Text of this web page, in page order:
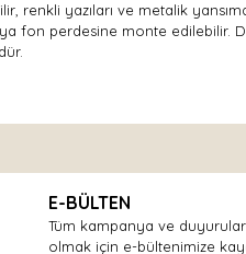
renkli yazıları ve metalik
fon perdesine monte edilebilir.
E-BÜLTEN
Tüm kampanya ve
olmak için e-bültenimize